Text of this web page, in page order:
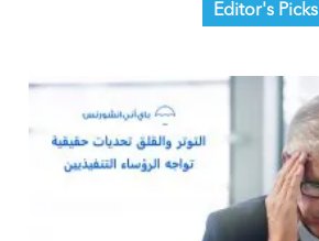
Editor's Picks